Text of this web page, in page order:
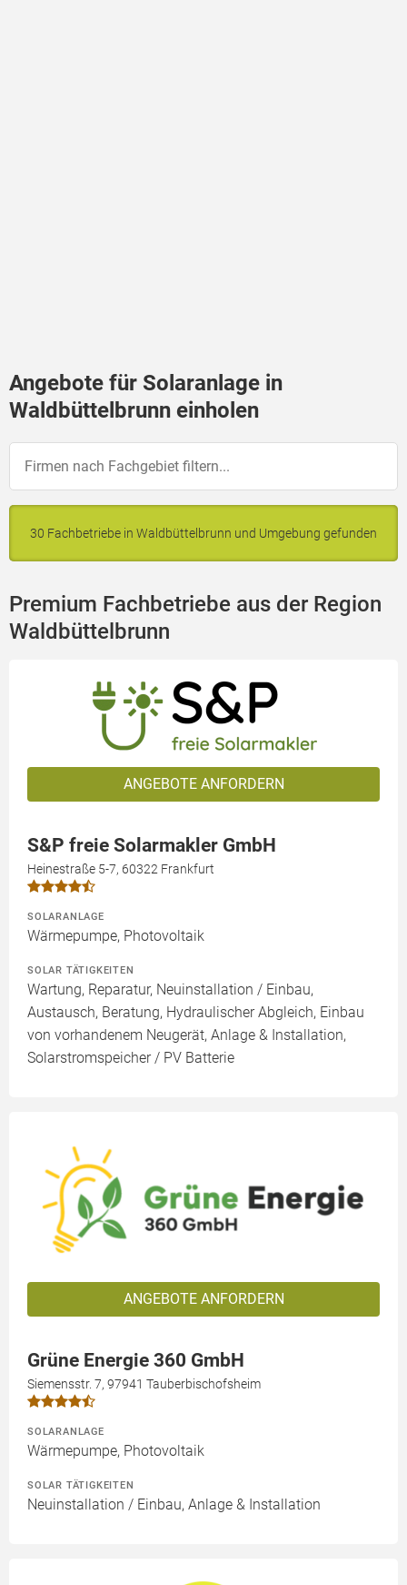
Angebote für Solaranlage in
Waldbüttelbrunn einholen
30 Fachbetriebe in Waldbüttelbrunn und Umgebung gefunden
Premium Fachbetriebe aus der Region
Waldbüttelbrunn
ANGEBOTE ANFORDERN
S&P freie Solarmakler GmbH
Heinestraße 5-7, 60322 Frankfurt
SOLARANLAGE
Wärmepumpe, Photovoltaik
SOLAR TÄTIGKEITEN
Wartung, Reparatur, Neuinstallation / Einbau,
Austausch, Beratung, Hydraulischer Abgleich, Einbau
von vorhandenem Neugerät, Anlage & Installation,
Solarstromspeicher / PV Batterie
ANGEBOTE ANFORDERN
Grüne Energie 360 GmbH
Siemensstr. 7, 97941 Tauberbischofsheim
SOLARANLAGE
Wärmepumpe, Photovoltaik
SOLAR TÄTIGKEITEN
Neuinstallation / Einbau, Anlage & Installation